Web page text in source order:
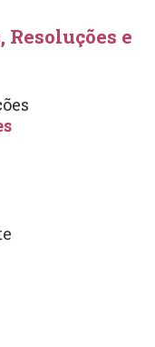
e
-
de
curso -
de
Licença
de